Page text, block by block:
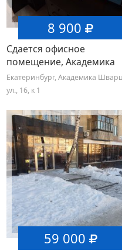
8 900
Сдается офисное
помещение, Академика
Шварца ул., 16, к 1
Екатеринбург, Академика
ул., 16, к 1
59 000